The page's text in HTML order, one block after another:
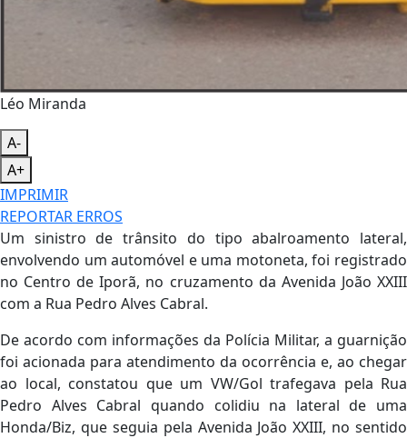
Léo Miranda
A-
A+
IMPRIMIR
REPORTAR ERROS
Um sinistro de trânsito do tipo abalroamento lateral,
envolvendo um automóvel e uma motoneta, foi registrado
no Centro de Iporã, no cruzamento da Avenida João XXIII
com a Rua Pedro Alves Cabral.
De acordo com informações da Polícia Militar, a guarnição
foi acionada para atendimento da ocorrência e, ao chegar
ao local, constatou que um VW/Gol trafegava pela Rua
Pedro Alves Cabral quando colidiu na lateral de uma
Honda/Biz, que seguia pela Avenida João XXIII, no sentido